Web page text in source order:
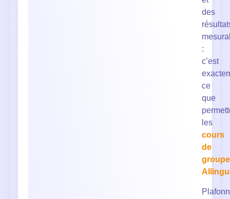
des
:
c’est
ce
que
les
cours
de
groupe